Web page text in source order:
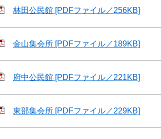
林田公民館 [PDFファイル／256KB]
金山集会所 [PDFファイル／189KB]
府中公民館 [PDFファイル／221KB]
東部集会所 [PDFファイル／229KB]